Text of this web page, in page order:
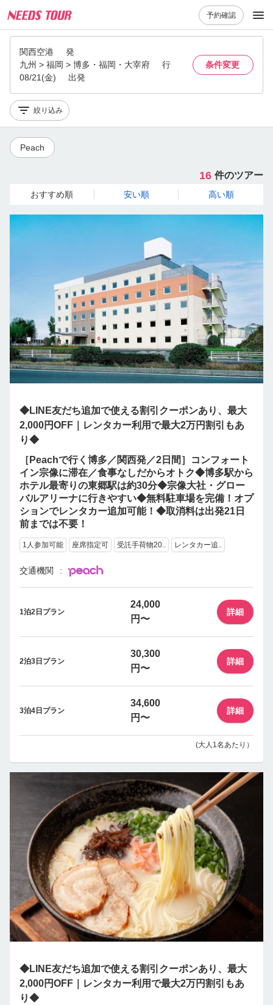
予約確認
関西空港
発
九州 > 福岡 > 博多・福岡・大宰府
行
08/21(金)
出発
条件変更
絞り込み
Peach
16 件のツアー
おすすめ順 安い順 高い順
◆LINE友だち追加で使える割引クーポンあり、最大
2,000円OFF｜レンタカー利用で最大2万円割引もあ
り◆
［Peachで行く博多／関西発／2日間］コンフォート
イン宗像に滞在／食事なしだからオトク◆博多駅から
ホテル最寄りの東郷駅は約30分◆宗像大社・グロー
バルアリーナに行きやすい◆無料駐車場を完備！オプ
ションでレンタカー追加可能！◆取消料は出発21日
前までは不要！
1人参加可能 座席指定可 受託手荷物20.. レンタカー追..
交通機関
1泊2日プラン
24,000
円〜
詳細
2泊3日プラン
30,300
円〜
詳細
3泊4日プラン
34,600
円〜
詳細
(大人1名あたり）
◆LINE友だち追加で使える割引クーポンあり、最大
2,000円OFF｜レンタカー利用で最大2万円割引もあ
り◆